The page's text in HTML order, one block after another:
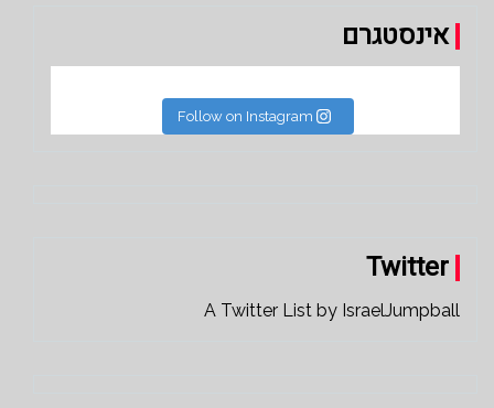
אינסטגרם
Follow on Instagram
Twitter
A Twitter List by IsraelJumpball